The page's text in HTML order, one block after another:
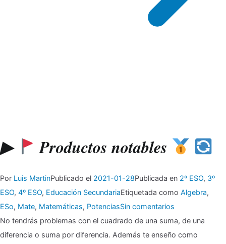
▶ Productos notables
Por Luis MartinPublicado el 2021-01-28Publicada en 2º ESO, 3º
ESO, 4º ESO, Educación SecundariaEtiquetada como Algebra,
ESo, Mate, Matemáticas, PotenciasSin comentarios
▶
No tendrás problemas con el cuadrado de una suma, de una
diferencia o suma por diferencia. Además te enseño como